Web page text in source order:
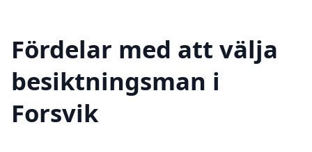
Fördelar med att välja
besiktningsman i
Forsvik